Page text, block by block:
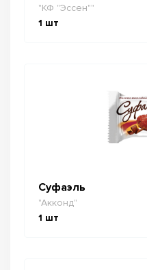
"КФ "Эссен""
1 шт
Суфаэль
"Акконд"
1 шт